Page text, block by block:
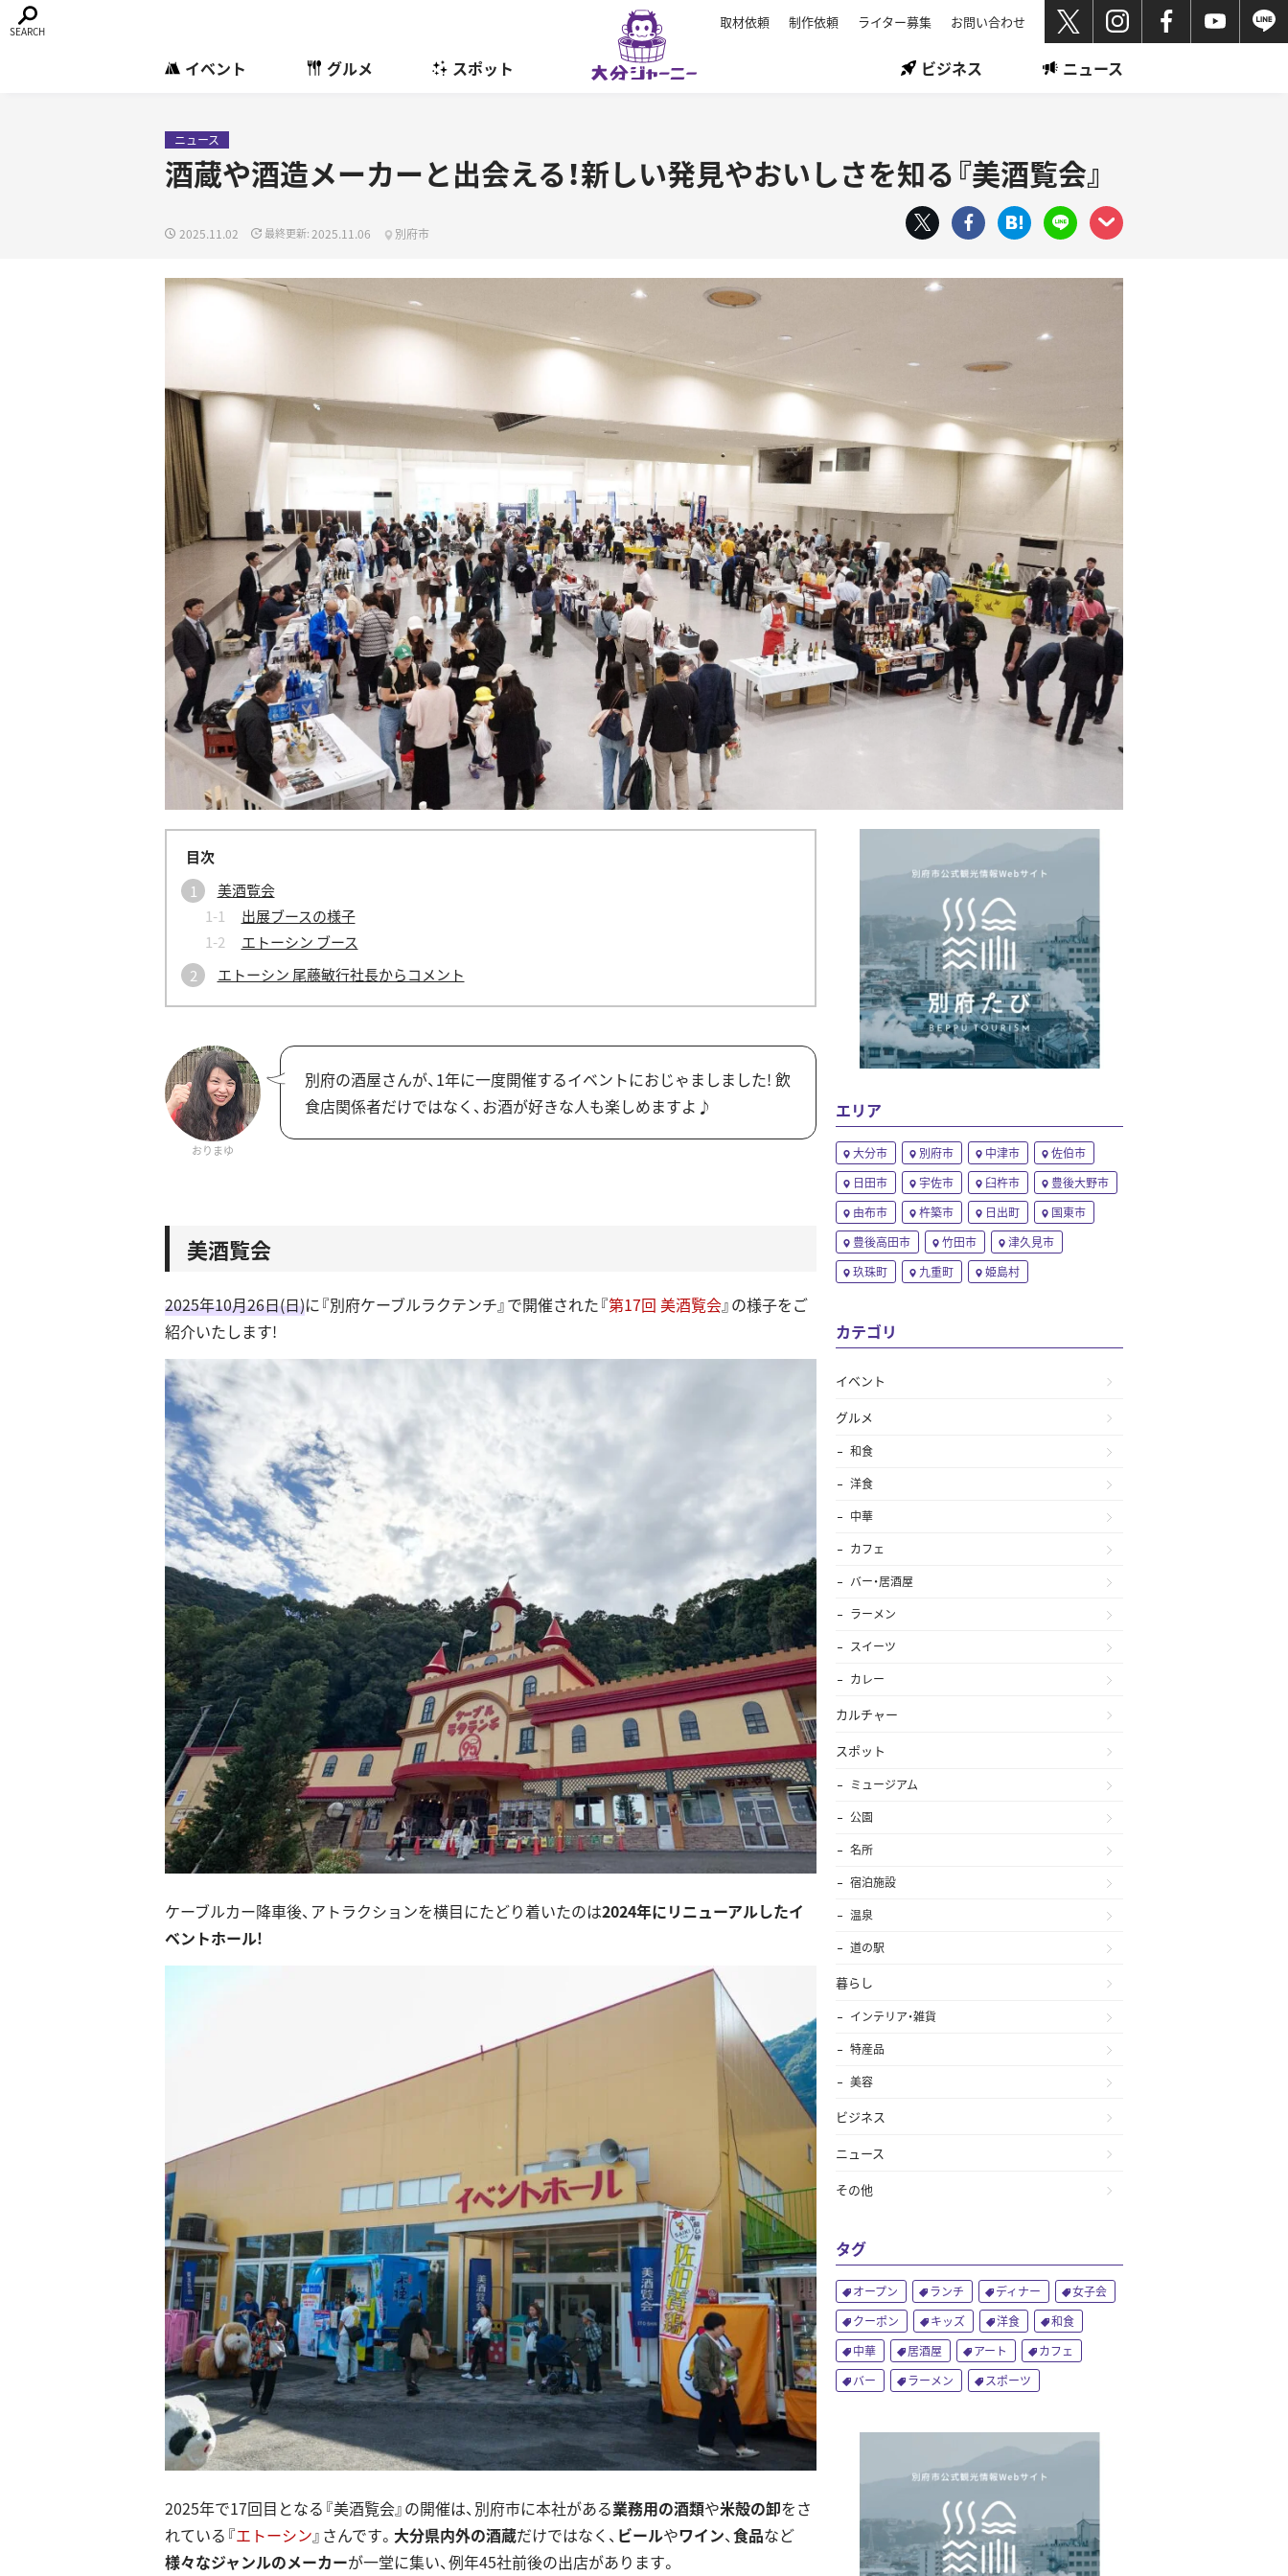
取材依頼 制作依頼 ライター募集 お問い合わせ
イベント グルメ スポット 暮らし ビジネス ニュース
ニュース
酒蔵や酒造メーカーと出会える！新しい発見やおいしさを知る『美酒覧会』
2025.11.02 2025.11.06 別府市
美酒覧会
出展ブースの様子
エトーシン ブース
エトーシン 尾藤敏行社長からコメント
おりまゆ
別府の酒屋さんが、1年に一度開催するイベントにおじゃましました! 飲
食店関係者だけではなく、お酒が好きな人も楽しめますよ♪
美酒覧会
2025年10月26日(日)に『別府ケーブルラクテンチ』で開催された『第17回 美酒覧会』の様子をご
紹介いたします!
ケーブルカー降車後、アトラクションを横目にたどり着いたのは2024年にリニューアルしたイ
ベントホール!
2025年で17回目となる『美酒覧会』の開催は、別府市に本社がある業務用の酒類や米殻の卸をさ
れている『エトーシン』さんです。 大分県内外の酒蔵だけではなく、 ビールやワイン、 食品など
様々なジャンルのメーカーが一堂に集い、例年45社前後の出店があります。
エリア
大分市 別府市 中津市
佐伯市
日田市
宇佐市 臼杵市
豊後大野市
由布市
杵築市 日出町
国東市
豊後高田市
竹田市
津久見市
玖珠町
九重町 姫島村
カテゴリ
イベント
グルメ
和食
洋食
中華
カフェ
バー・居酒屋
ラーメン
スイーツ
カレー
カルチャー
スポット
ミュージアム
公園
名所
宿泊施設
温泉
道の駅
暮らし
インテリア・雑貨
特産品
美容
ビジネス
ニュース
その他
タグ
オープン ランチ ディナー
女子会
クーポン
キッズ 洋食
和食
中華
居酒屋 アート
カフェ
バー
ラーメン スポーツ